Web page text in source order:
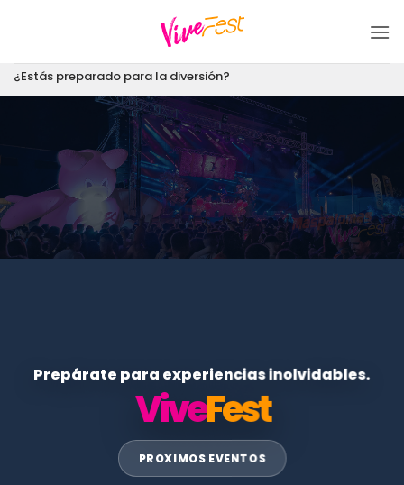
¿Estás preparado para la diversión?
Prepárate para experiencias inolvidables.
ViveFest
PROXIMOS EVENTOS